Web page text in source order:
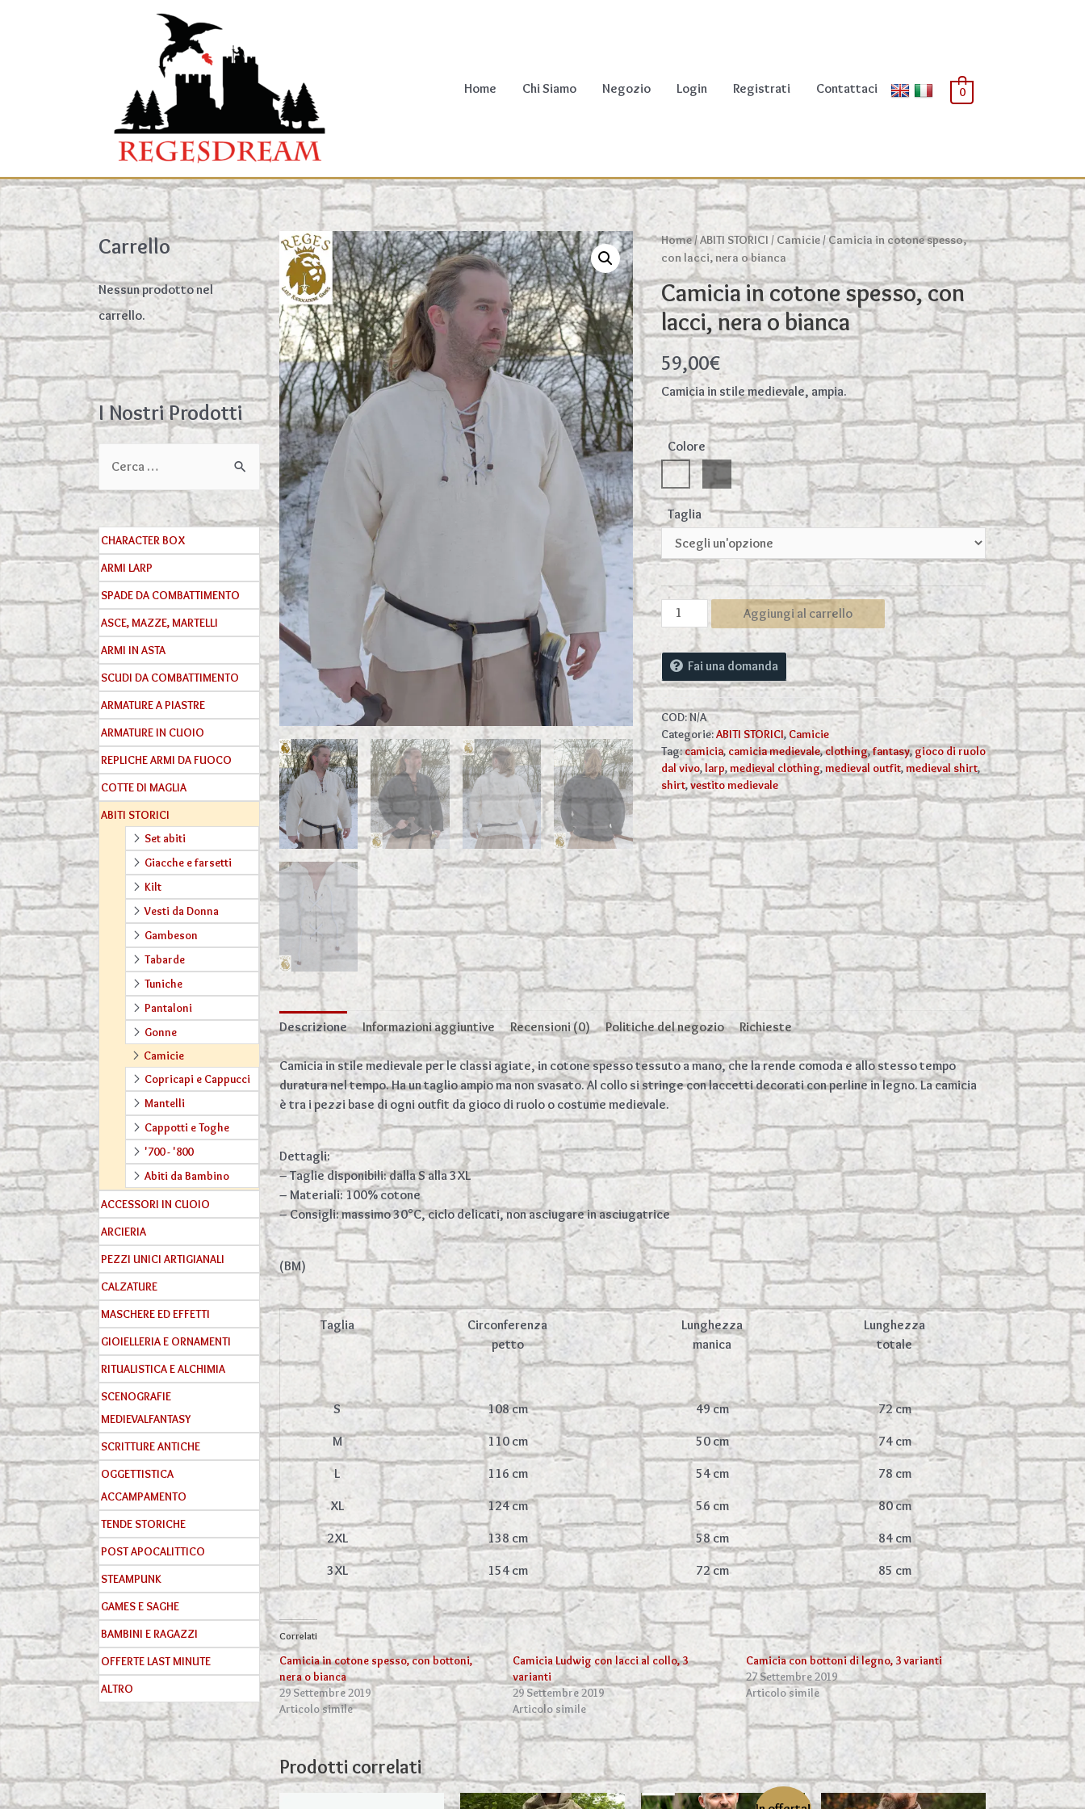
Home Chi Siamo Negozio Login Registrati Contattaci 0
Carrello
Nessun prodotto nel
carrello.
I Nostri Prodotti
C
c
a
:
CHARACTER BOX
ARMI LARP
SPADE DA COMBATTIMENTO
ASCE, MAZZE, MARTELLI
ARMI IN ASTA
SCUDI DA COMBATTIMENTO
ARMATURE A PIASTRE
ARMATURE IN CUOIO
REPLICHE ARMI DA FUOCO
COTTE DI MAGLIA
ABITI STORICI
Set abiti
Giacche e farsetti
Kilt
Vesti da Donna
Gambeson
Tabarde
Tuniche
Pantaloni
Gonne
Camicie
Copricapi e Cappucci
Mantelli
Cappotti e Toghe
'700 - '800
Abiti da Bambino
ACCESSORI IN CUOIO
ARCIERIA
PEZZI UNICI ARTIGIANALI
CALZATURE
MASCHERE ED EFFETTI
GIOIELLERIA E ORNAMENTI
RITUALISTICA E ALCHIMIA
SCENOGRAFIE
MEDIEVALFANTASY
SCRITTURE ANTICHE
OGGETTISTICA
ACCAMPAMENTO
TENDE STORICHE
POST APOCALITTICO
STEAMPUNK
GAMES E SAGHE
BAMBINI E RAGAZZI
OFFERTE LAST MINUTE
ALTRO
Home/ABITI STORICI / Camicie/ Camicia in cotone spesso,
con lacci, nera o bianca
Camicia in cotone spesso, con
lacci, nera o bianca
59,00€
Camicia in stile medievale, ampia.
Colore
Taglia
Camicia
in
cotone
spesso,
con
lacci,
nera
o
bianca
quantità
Aggiungi al carrello
Fai una domanda
COD:N/A
Categorie:ABITI STORICI, Camicie
Tag:camicia, camicia medievale,clothing,fantasy,gioco di ruolo
dal vivo, larp,medieval clothing,medieval outfit,medieval shirt,
shirt,vestito medievale
Descrizione Informazioni aggiuntive Recensioni (0) Politiche del negozio Richieste
Camicia in stile medievale per le classi agiate, in cotone spesso tessuto a mano, che la rende comoda e allo stesso tempo
duratura nel tempo. Ha un taglio ampio ma non svasato. Al collo si stringe con laccetti decorati con perline in legno. La camicia
è tra i pezzi base di ogni outfit da gioco di ruolo o costume medievale.
Dettagli:
– Taglie disponibili: dalla S alla 3XL
– Materiali: 100% cotone
– Consigli: massimo 30°C, ciclo delicati, non asciugare in asciugatrice
(BM)
Taglia
Circonferenza
petto
Lunghezza
manica
Lunghezza
totale
S 108 cm 49 cm 72 cm
M 110 cm 50 cm 74 cm
L 116 cm 54 cm 78 cm
XL 124 cm 56 cm 80 cm
2XL 138 cm 58 cm 84 cm
3XL 154 cm 72 cm 85 cm
Correlati
Camicia in cotone spesso, con bottoni,
nera o bianca
29 Settembre 2019
Articolo simile
Camicia Ludwig con lacci al collo, 3
varianti
29 Settembre 2019
Articolo simile
Camicia con bottoni di legno, 3 varianti
27 Settembre 2019
Articolo simile
Prodotti correlati